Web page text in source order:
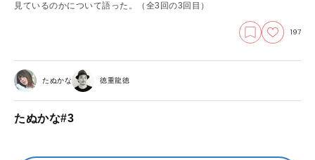
見ているのかについて語った。（全3回の3回目）
197
たぬかな 徳重龍徳
たぬかな#3